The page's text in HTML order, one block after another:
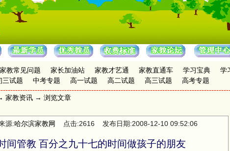
教常见问题 家长加油站 家教才艺通 家教直通车 学习宝典
学
三试题 中考专题 高一试题 高二试题 高三试题 高考专题
家教资讯 → 浏览文章
源:哈尔滨家教网 点击:2616 发布日期:2008-12-10 09:52:06
间管教 百分之九十七的时间做孩子的朋友